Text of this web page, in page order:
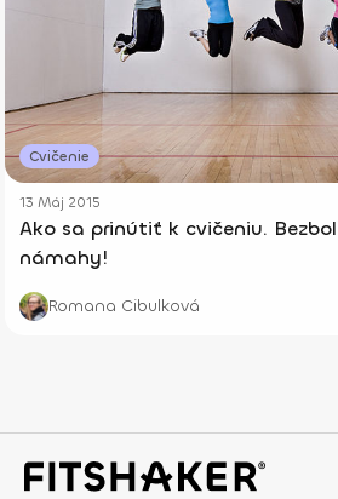
Cvičenie
13 Máj 2015
Ako sa prinútiť k cvičeniu.
námahy!
Romana Cibulková